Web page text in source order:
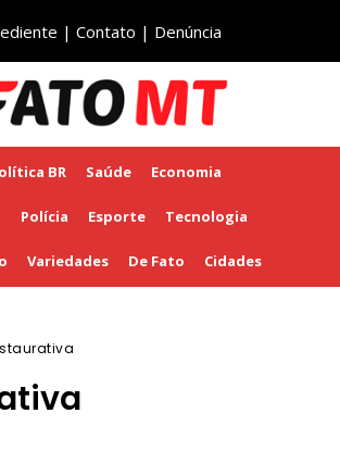
| Contato | Denúncia
BR Saúde Economia
Polícia Esporte Tecnologia
Variedades De Fato Cidades